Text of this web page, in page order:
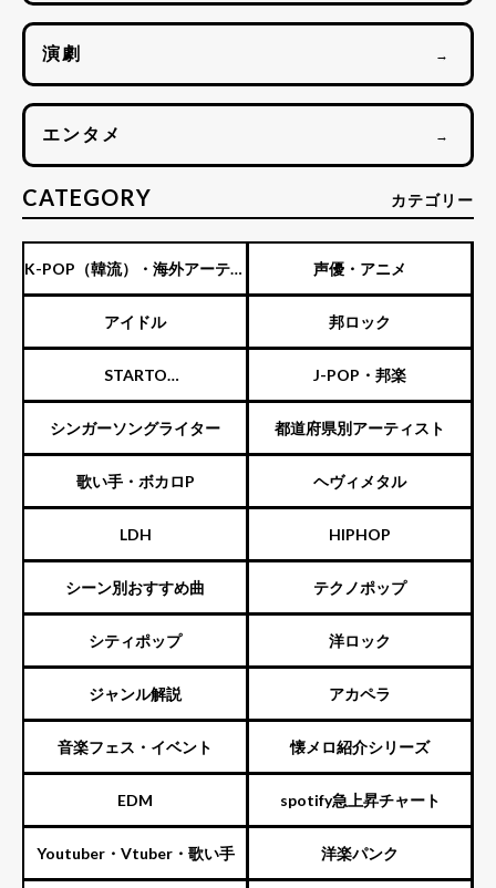
演劇 →
エンタメ →
CATEGORY カテゴリー
K-POP（韓流）・海外アーティ
スト
声優・アニメ
アイドル 邦ロック
STARTO
ENTERTAINMENT（旧ジャニ
ーズ）
J-POP・邦楽
シンガーソングライター 都道府県別アーティスト
歌い手・ボカロP ヘヴィメタル
LDH HIPHOP
シーン別おすすめ曲 テクノポップ
シティポップ 洋ロック
ジャンル解説 アカペラ
音楽フェス・イベント 懐メロ紹介シリーズ
EDM spotify急上昇チャート
Youtuber・Vtuber・歌い手 洋楽パンク